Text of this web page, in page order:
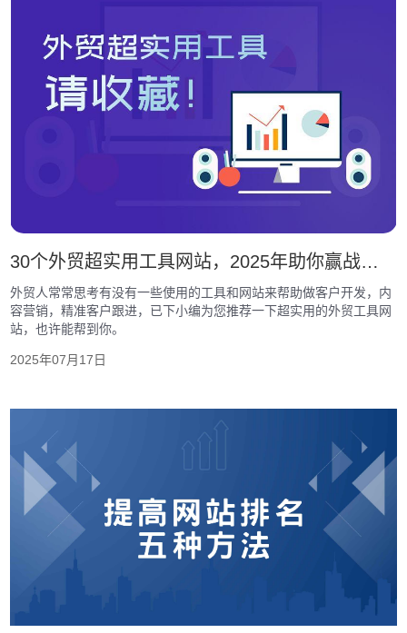
30个外贸超实用工具网站，2025年助你赢战全球！
外贸人常常思考有没有一些使用的工具和网站来帮助做客户开发，内
容营销，精准客户跟进，已下小编为您推荐一下超实用的外贸工具网
站，也许能帮到你。
2025年07月17日